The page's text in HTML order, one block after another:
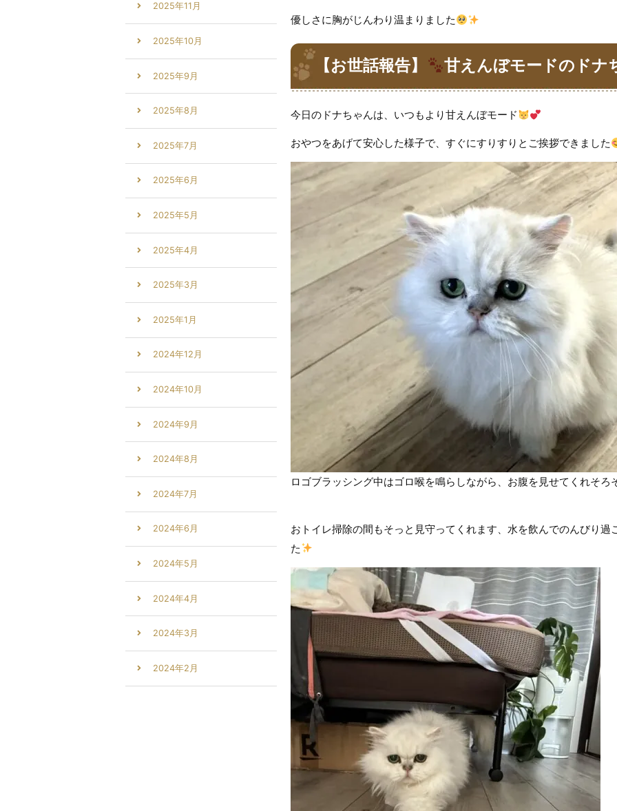
優しさに胸がじんわり温まりました
【お世話報告】 甘えんぼモードのドナ
今日のドナちゃんは、いつもより甘えんぼモード
おやつをあげて安心した様子で、すぐにすりすりとご挨拶できました
ロゴブラッシング中はゴロ喉を鳴らしながら、お腹を見せてくれそろ
おトイレ掃除の間もそっと見守ってくれます、水を飲んでのんびり
た
2025年11月
2025年10月
2025年9月
2025年8月
2025年7月
2025年6月
2025年5月
2025年4月
2025年3月
2025年1月
2024年12月
2024年10月
2024年9月
2024年8月
2024年7月
2024年6月
2024年5月
2024年4月
2024年3月
2024年2月